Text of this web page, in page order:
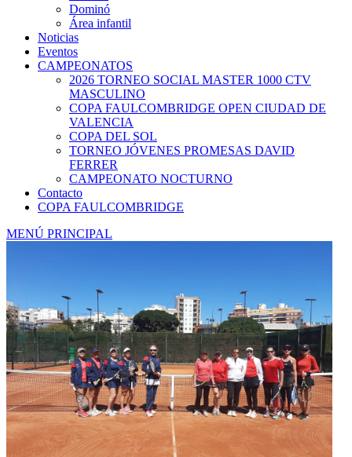
Dominó
Área infantil
Noticias
Eventos
CAMPEONATOS
2026 TORNEO SOCIAL MASTER 1000 CTV
MASCULINO
COPA FAULCOMBRIDGE OPEN CIUDAD DE
VALENCIA
COPA DEL SOL
TORNEO JÓVENES PROMESAS DAVID
FERRER
CAMPEONATO NOCTURNO
Contacto
COPA FAULCOMBRIDGE
MENÚ PRINCIPAL